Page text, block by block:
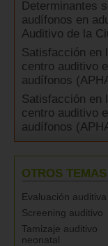
Determinantes
audífonos en
Auditivo de la
Satisfacción en
centro auditivo
audífonos
Satisfacción en
centro auditivo
audífonos
OTROS TEMAS
Evaluación auditiva
Screening auditivo
Tamizaje auditivo
neonatal